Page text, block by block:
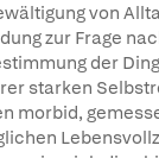
von
zur Frage
der
starken
morbid,